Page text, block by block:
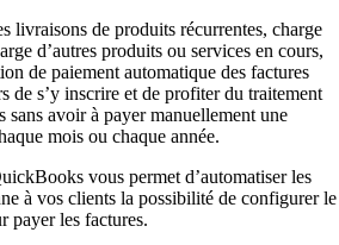
livraisons de produits récurrentes, charge
d’autres produits ou services en cours,
de paiement automatique des factures
de s’y inscrire et de profiter du traitement
sans avoir à payer manuellement une
mois ou chaque année.
vous permet d’automatiser les
à vos clients la possibilité de configurer le
payer les factures.